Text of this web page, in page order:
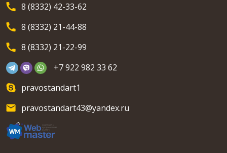
8 (8332) 42-33-62
8 (8332) 21-44-88
8 (8332) 21-22-99
+7 922 982 33 62
pravostandart1
pravostandart43@yandex.ru